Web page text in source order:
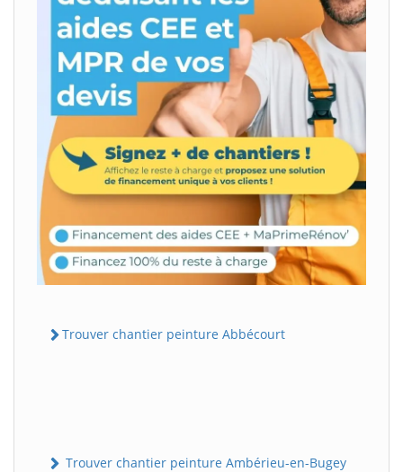
Trouver chantier peinture Abbécourt
Trouver chantier peinture Ambérieu-en-Bugey